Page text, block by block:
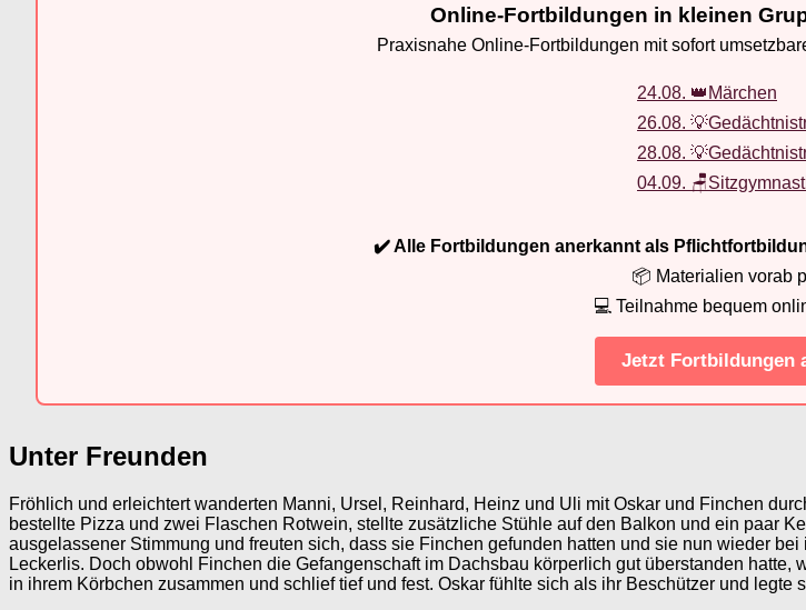
Online-Fortbildungen in kleinen
Praxisnahe Online-Fortbildungen mit sofort
24.08. 👑Märchen
26.08.
28.08.
04.09.
✔️ Alle Fortbildungen anerkannt als
📦 Materialien vorab
💻 Teilnahme bequem
Jetzt Fortbildungen
Unter Freunden
Fröhlich und erleichtert wanderten Manni, Ursel, Reinhard, Heinz und Uli mit Oskar und Finchen
bestellte Pizza und zwei Flaschen Rotwein, stellte zusätzliche Stühle auf den Balkon und ein paar
ausgelassener Stimmung und freuten sich, dass sie Finchen gefunden hatten und sie nun wieder
Leckerlis. Doch obwohl Finchen die Gefangenschaft im Dachsbau körperlich gut überstanden
in ihrem Körbchen zusammen und schlief tief und fest. Oskar fühlte sich als ihr Beschützer und legte